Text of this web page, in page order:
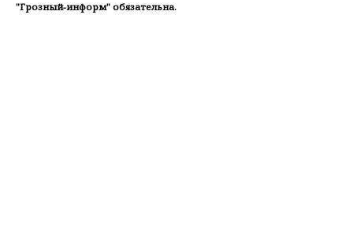
"Грозный-информ" обязательна.